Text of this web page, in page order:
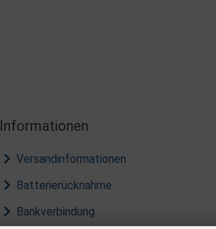
Informationen
Versandinformationen
Batterierücknahme
Bankverbindung